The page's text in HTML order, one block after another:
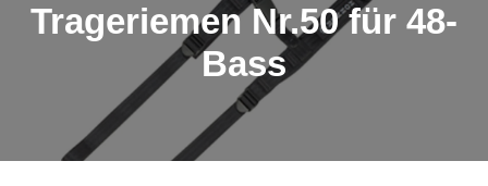
Trageriemen Nr.50 für 48-
Bass